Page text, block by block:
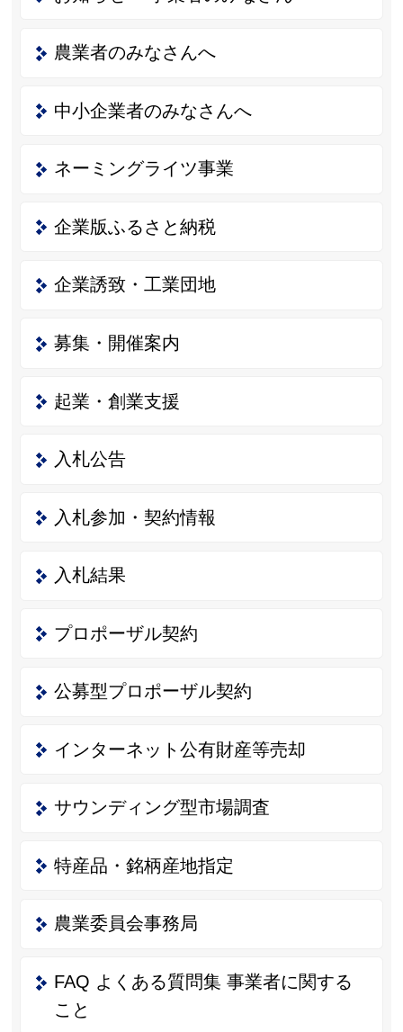
農業者のみなさんへ
中小企業者のみなさんへ
ネーミングライツ事業
企業版ふるさと納税
企業誘致・工業団地
募集・開催案内
起業・創業支援
入札公告
入札参加・契約情報
入札結果
プロポーザル契約
公募型プロポーザル契約
インターネット公有財産等売却
サウンディング型市場調査
特産品・銘柄産地指定
農業委員会事務局
FAQ よくある質問集 事業者に関する
こと